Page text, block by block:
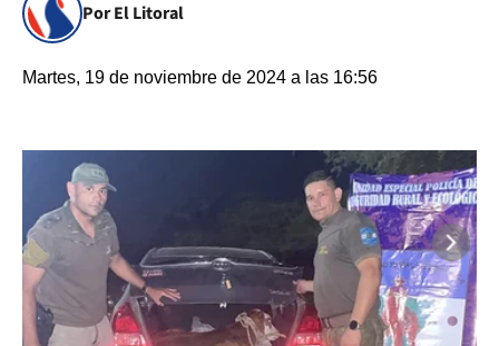
Por El Litoral
Martes, 19 de noviembre de 2024 a las 16:56